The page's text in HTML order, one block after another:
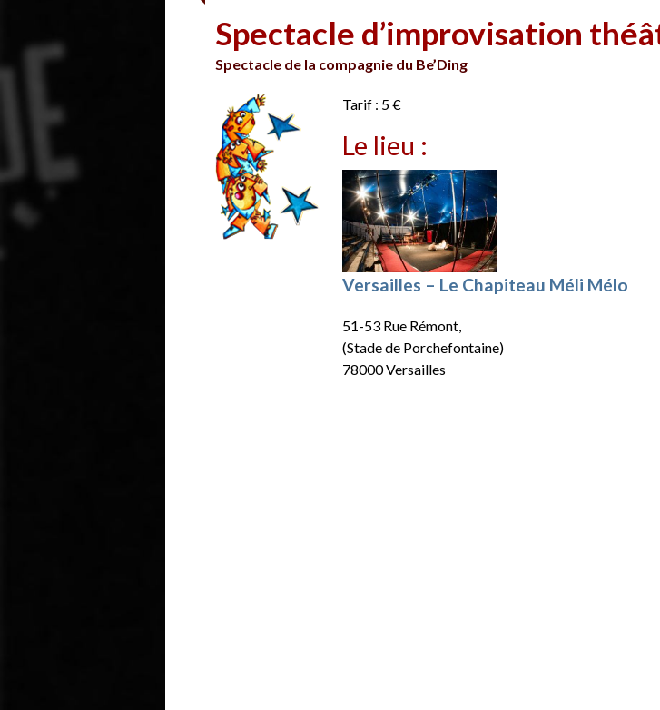
Spectacle d’improvisation
Spectacle de la compagnie du Be’Ding
Tarif : 5 €
Le lieu :
Versailles – Le Chapiteau Méli Mélo
51-53 Rue Rémont,
(Stade de Porchefontaine)
78000 Versailles